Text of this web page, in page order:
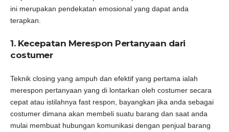
ini merupakan pendekatan emosional yang dapat anda
terapkan.
1. Kecepatan Merespon Pertanyaan dari
costumer
Teknik closing yang ampuh dan efektif yang pertama ialah
merespon pertanyaan yang di lontarkan oleh costumer secara
cepat atau istilahnya fast respon, bayangkan jika anda sebagai
costumer dimana akan membeli suatu barang dan saat anda
mulai membuat hubungan komunikasi dengan penjual barang